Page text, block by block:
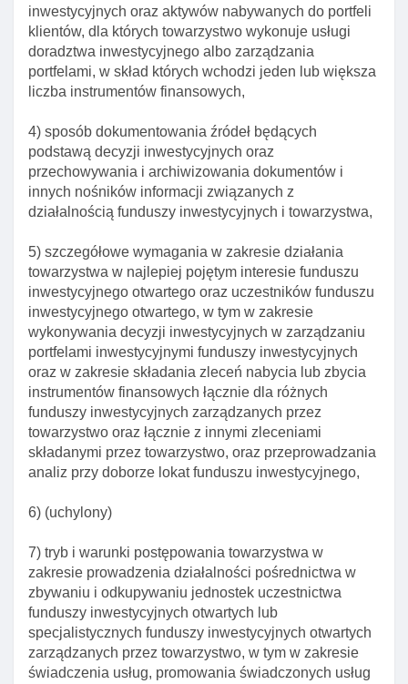
inwestycyjnych oraz aktywów nabywanych do portfeli
klientów, dla których towarzystwo wykonuje usługi
doradztwa inwestycyjnego albo zarządzania
portfelami, w skład których wchodzi jeden lub większa
liczba instrumentów finansowych,
4) sposób dokumentowania źródeł będących
podstawą decyzji inwestycyjnych oraz
przechowywania i archiwizowania dokumentów i
innych nośników informacji związanych z
działalnością funduszy inwestycyjnych i towarzystwa,
5) szczegółowe wymagania w zakresie działania
towarzystwa w najlepiej pojętym interesie funduszu
inwestycyjnego otwartego oraz uczestników funduszu
inwestycyjnego otwartego, w tym w zakresie
wykonywania decyzji inwestycyjnych w zarządzaniu
portfelami inwestycyjnymi funduszy inwestycyjnych
oraz w zakresie składania zleceń nabycia lub zbycia
instrumentów finansowych łącznie dla różnych
funduszy inwestycyjnych zarządzanych przez
towarzystwo oraz łącznie z innymi zleceniami
składanymi przez towarzystwo, oraz przeprowadzania
analiz przy doborze lokat funduszu inwestycyjnego,
6) (uchylony)
7) tryb i warunki postępowania towarzystwa w
zakresie prowadzenia działalności pośrednictwa w
zbywaniu i odkupywaniu jednostek uczestnictwa
funduszy inwestycyjnych otwartych lub
specjalistycznych funduszy inwestycyjnych otwartych
zarządzanych przez towarzystwo, w tym w zakresie
świadczenia usług, promowania świadczonych usług
Art. 22. Wniosek o zezwolenie na utworzenie
funduszu inwestycyjnego
Art. 23. Wydanie lub odmowa wydania zezwolenia
na utworzenie funduszu inwestycyjnego
wymagające zezwolenia knf
Art. 26. Przyjmowanie zapisów na jednostki
uczestnictwa I certyfikaty inwestycyjne
Art. 27. Zapisy na jednostki uczestnictwa I
Art. 28. Wpłaty do funduszu inwestycyjnego
Art. 29. Przydział papierów wartościowych, udziałów
I praw
Art. 30. Cofnięcie lub wygaśnięcie zezwolenia na
utworzenie funduszu inwestycyjnego
Art. 31. CzynnośCI towarzystwa przed I po wpisaniu
funduszu do rejestru funduszy inwestycyjnych
Art. 32. Uprawnienie do obrotu jednostkami
uczestnictwa
Art. 32a. Obowiązki podmiotów prowadzących
działalność w zakresie obrotu jednostkami
uczestnictwa I funduszami lub tytułami uczestnictwa
funduszy zagranicznych
Art. 32b. Obowiązki informacyjne podmiotów
prowadzących działalność w zakresie obrotu
jednostkami uczestnictwa
Art. 32c. Rejestr podmiotów prowadzących
działalność w zakresie obrotu jednostkami